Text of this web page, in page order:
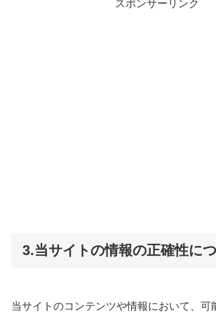
スポンサーリンク
3.当サイトの情報の正確性に
当サイトのコンテンツや情報において、可